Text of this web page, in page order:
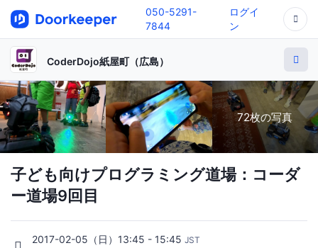
050-5291-
7844
ログイ
ン
CoderDojo紙屋町（広島）
72枚の写真
子ども向けプログラミング道場：コーダ
ー道場9回目
2017-02-05（日）13:45 - 15:45 JST